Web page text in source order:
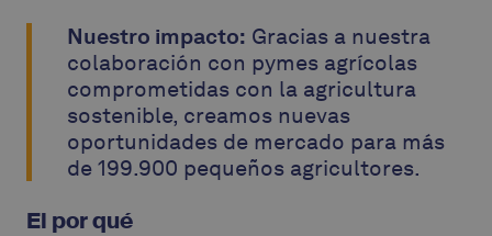
Nuestro impacto: Gracias a nuestra
colaboración con pymes agrícolas
comprometidas con la agricultura
sostenible, creamos nuevas
oportunidades de mercado para más
de 199.900 pequeños agricultores.
El por qué